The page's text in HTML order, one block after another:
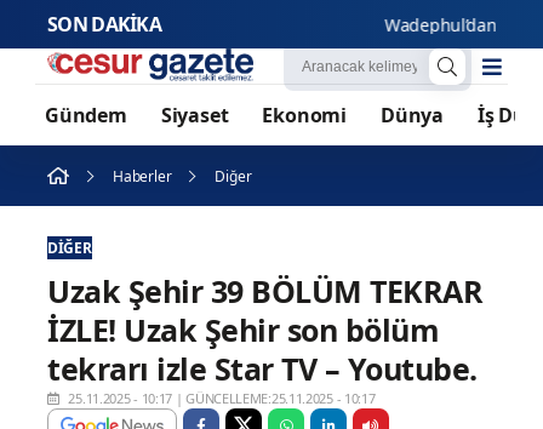
SON DAKİKA Wadephul’dan
Gündem Siyaset Ekonomi Dünya İş
Haberler Diğer
DIĞER
Uzak Şehir 39 BÖLÜM TEKRAR
İZLE! Uzak Şehir son bölüm
tekrarı izle Star TV – Youtube.
25.11.2025 - 10:17 |GÜNCELLEME:25.11.2025 - 10:17